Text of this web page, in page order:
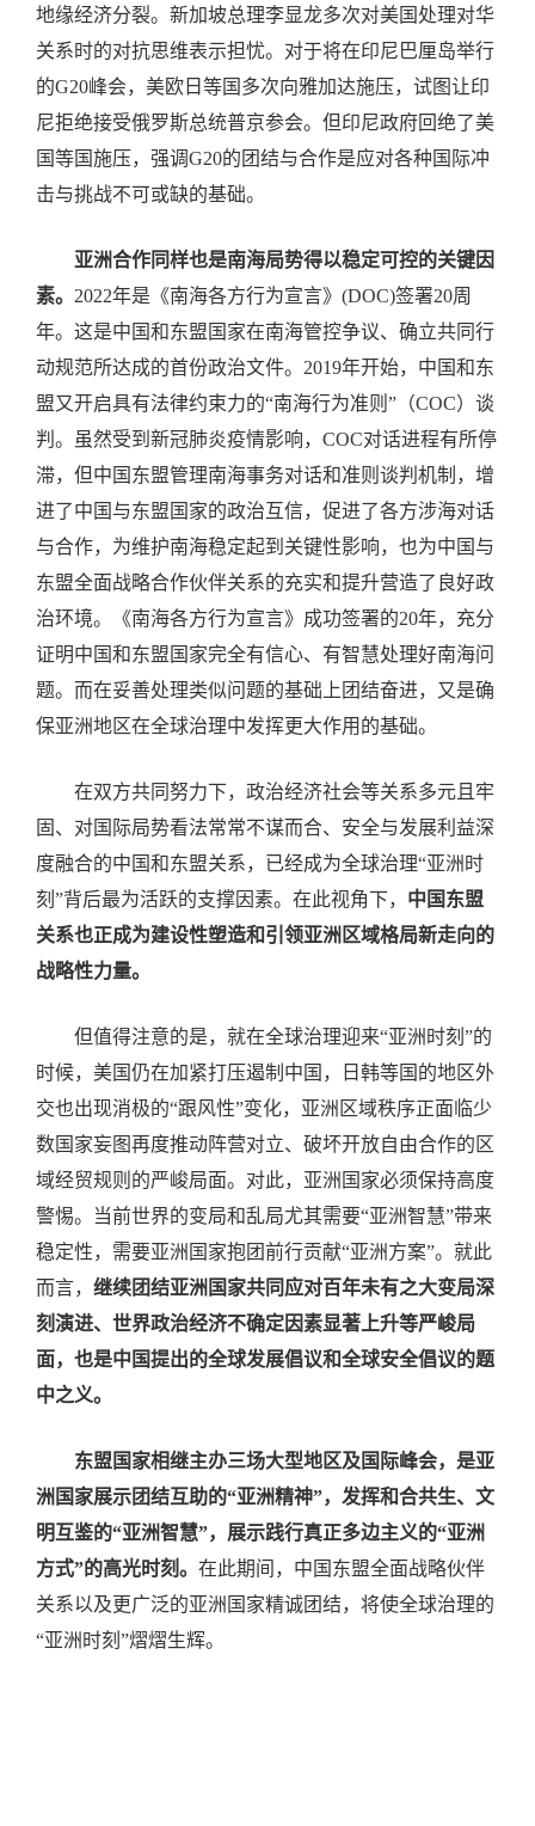
地缘经济分裂。新加坡总理李显龙多次对美国处理对华
关系时的对抗思维表示担忧。对于将在印尼巴厘岛举行
的G20峰会，美欧日等国多次向雅加达施压，试图让印
尼拒绝接受俄罗斯总统普京参会。但印尼政府回绝了美
国等国施压，强调G20的团结与合作是应对各种国际冲
击与挑战不可或缺的基础。
亚洲合作同样也是南海局势得以稳定可控的关键因
素。 2022年是《南海各方行为宣言》(DOC)签署20周
年。这是中国和东盟国家在南海管控争议、确立共同行
动规范所达成的首份政治文件。2019年开始，中国和东
盟又开启具有法律约束力的“南海行为准则”（COC）谈
判。虽然受到新冠肺炎疫情影响，COC对话进程有所停
滞，但中国东盟管理南海事务对话和准则谈判机制，增
进了中国与东盟国家的政治互信，促进了各方涉海对话
与合作，为维护南海稳定起到关键性影响，也为中国与
东盟全面战略合作伙伴关系的充实和提升营造了良好政
治环境。《南海各方行为宣言》成功签署的20年，充分
证明中国和东盟国家完全有信心、有智慧处理好南海问
题。而在妥善处理类似问题的基础上团结奋进，又是确
保亚洲地区在全球治理中发挥更大作用的基础。
在双方共同努力下，政治经济社会等关系多元且牢
固、对国际局势看法常常不谋而合、安全与发展利益深
度融合的中国和东盟关系，已经成为全球治理“亚洲时
刻”背后最为活跃的支撑因素。在此视角下， 中国东盟
关系也正成为建设性塑造和引领亚洲区域格局新走向的
战略性力量。
但值得注意的是，就在全球治理迎来“亚洲时刻”的
时候，美国仍在加紧打压遏制中国，日韩等国的地区外
交也出现消极的“跟风性”变化，亚洲区域秩序正面临少
数国家妄图再度推动阵营对立、破坏开放自由合作的区
域经贸规则的严峻局面。对此，亚洲国家必须保持高度
警惕。当前世界的变局和乱局尤其需要“亚洲智慧”带来
稳定性，需要亚洲国家抱团前行贡献“亚洲方案”。就此
而言， 继续团结亚洲国家共同应对百年未有之大变局深
刻演进、世界政治经济不确定因素显著上升等严峻局
面，也是中国提出的全球发展倡议和全球安全倡议的题
中之义。
东盟国家相继主办三场大型地区及国际峰会，是亚
洲国家展示团结互助的“亚洲精神”，发挥和合共生、文
明互鉴的“亚洲智慧”，展示践行真正多边主义的“亚洲
方式”的高光时刻。 在此期间，中国东盟全面战略伙伴
关系以及更广泛的亚洲国家精诚团结，将使全球治理的
“亚洲时刻”熠熠生辉。